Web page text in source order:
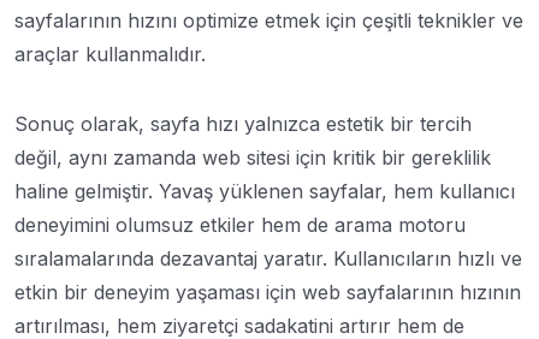
sayfalarının hızını optimize etmek için çeşitli teknikler ve
araçlar kullanmalıdır.
Sonuç olarak, sayfa hızı yalnızca estetik bir tercih
değil, aynı zamanda web sitesi için kritik bir gereklilik
haline gelmiştir. Yavaş yüklenen sayfalar, hem kullanıcı
deneyimini olumsuz etkiler hem de arama motoru
sıralamalarında dezavantaj yaratır. Kullanıcıların hızlı ve
etkin bir deneyim yaşaması için web sayfalarının hızının
artırılması, hem ziyaretçi sadakatini artırır hem de